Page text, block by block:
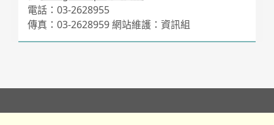
電話：03-2628955
傳真：03-2628959 網站維護：資訊組